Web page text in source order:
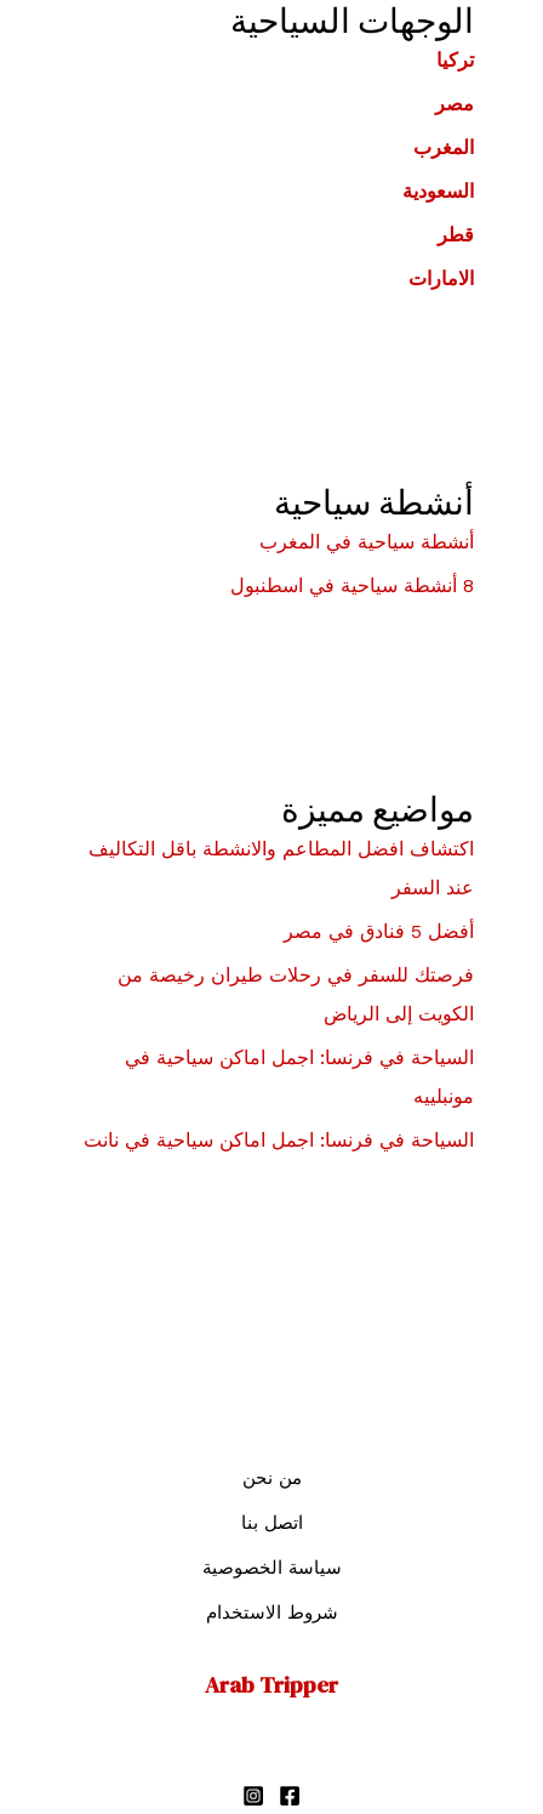
الوجهات السياحية
تركيا
مصر
المغرب
السعودية
قطر
الامارات
أنشطة سياحية
أنشطة سياحية في المغرب
8 أنشطة سياحية في اسطنبول
مواضيع مميزة
اكتشاف افضل المطاعم والانشطة باقل التكاليف
عند السفر
أفضل 5 فنادق في مصر
فرصتك للسفر في رحلات طيران رخيصة من
الكويت إلى الرياض
السياحة في فرنسا: اجمل اماكن سياحية في
مونبلييه
السياحة في فرنسا: اجمل اماكن سياحية في نانت
من نحن
اتصل بنا
سياسة الخصوصية
شروط الاستخدام
Arab Tripper